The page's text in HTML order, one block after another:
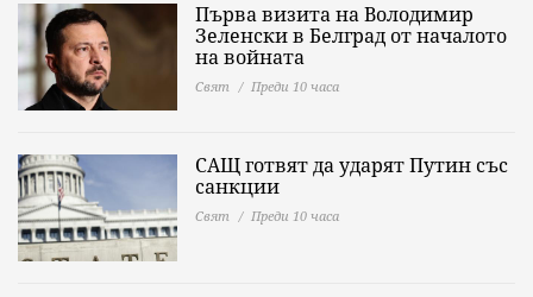
Първа визита на Володимир
Зеленски в Белград от началото
на войната
Свят Преди 10 часа
САЩ готвят да ударят Путин със
санкции
Свят Преди 10 часа